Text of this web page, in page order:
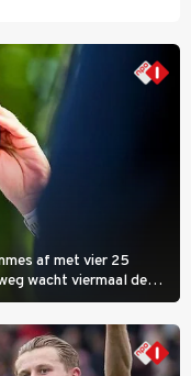
af met vier 25
wacht viermaal de
des Anglais krijgt